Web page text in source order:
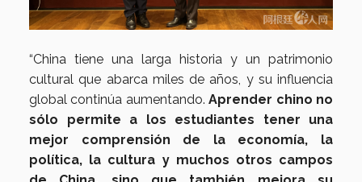
“China tiene una larga historia y un patrimonio
cultural que abarca miles de años, y su influencia
global continúa aumentando.Aprender chino no
sólo permite a los estudiantes tener una
mejor comprensión de la economía, la
política, la cultura y muchos otros campos